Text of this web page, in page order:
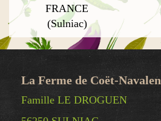
FRANCE
(Sulniac)
La Ferme de Coët-Navalen
Famille LE DROGUEN